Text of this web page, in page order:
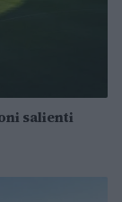
salienti